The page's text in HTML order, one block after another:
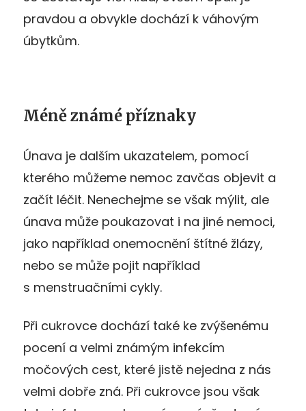
pravdou a obvykle dochází k váhovým
úbytkům.
Méně známé příznaky
Únava je dalším ukazatelem, pomocí
kterého můžeme nemoc zavčas objevit a
začít léčit. Nenechejme se však mýlit, ale
únava může poukazovat i na jiné nemoci,
jako například onemocnění štítné žlázy,
nebo se může pojit například
s menstruačními cykly.
Při cukrovce dochází také ke zvýšenému
pocení a velmi známým infekcím
močových cest, které jistě nejedna z nás
velmi dobře zná. Při cukrovce jsou však